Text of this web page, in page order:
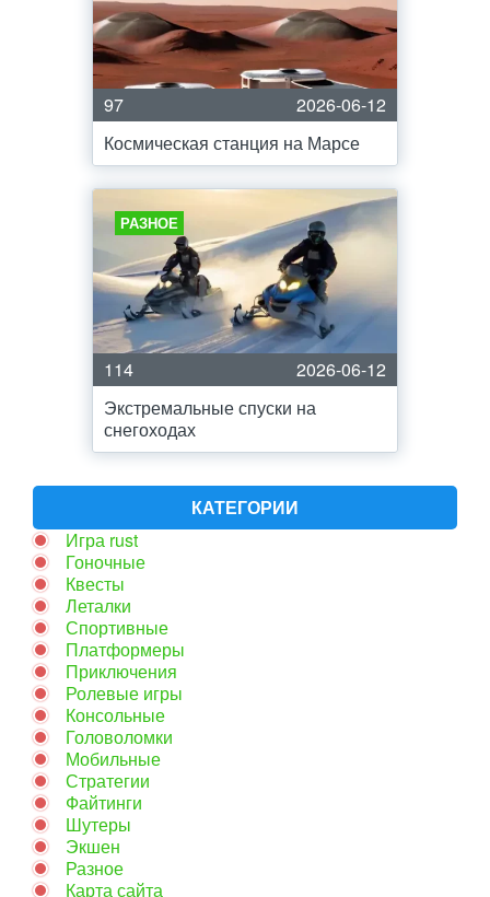
97
2026-06-12
Космическая станция на Марсе
РАЗНОЕ
114
2026-06-12
Экстремальные спуски на
снегоходах
КАТЕГОРИИ
Игра rust
Гоночные
Квесты
Леталки
Спортивные
Платформеры
Приключения
Ролевые игры
Консольные
Головоломки
Мобильные
Стратегии
Файтинги
Шутеры
Экшен
Разное
Карта сайта